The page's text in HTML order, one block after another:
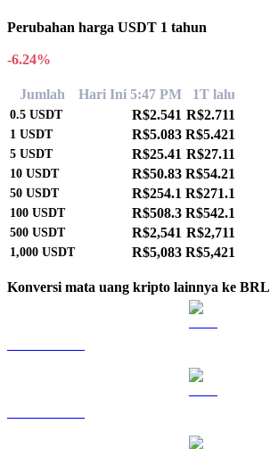
Perubahan harga USDT 1 tahun
-6.24%
Jumlah Hari Ini 5:47 PM 1T lalu
0.5 USDT R$2.541 R$2.711
1 USDT R$5.083 R$5.421
5 USDT R$25.41 R$27.11
10 USDT R$50.83 R$54.21
50 USDT R$254.1 R$271.1
100 USDT R$508.3 R$542.1
500 USDT R$2,541 R$2,711
1,000 USDT R$5,083 R$5,421
Konversi mata uang kripto lainnya ke BRL